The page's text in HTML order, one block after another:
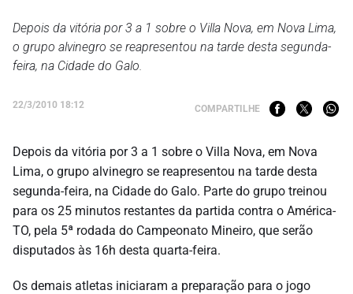
Depois da vitória por 3 a 1 sobre o Villa Nova, em Nova Lima,
o grupo alvinegro se reapresentou na tarde desta segunda-
feira, na Cidade do Galo.
22/3/2010 18:12 COMPARTILHE
Depois da vitória por 3 a 1 sobre o Villa Nova, em Nova
Lima, o grupo alvinegro se reapresentou na tarde desta
segunda-feira, na Cidade do Galo. Parte do grupo treinou
para os 25 minutos restantes da partida contra o América-
TO, pela 5ª rodada do Campeonato Mineiro, que serão
disputados às 16h desta quarta-feira.
Os demais atletas iniciaram a preparação para o jogo